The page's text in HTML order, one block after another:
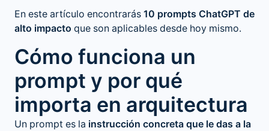
En este artículo encontrarás 10 prompts ChatGPT de
alto impacto que son aplicables desde hoy mismo.
Cómo funciona un
prompt y por qué
importa en arquitectura
Un prompt es la instrucción concreta que le das a la